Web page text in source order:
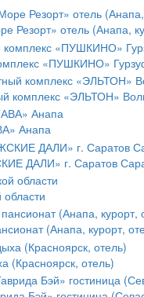
Резорт» отель (Анапа,
«ПУШКИНО»
комплекс «ЭЛЬТОН»
Анапа
ДАЛИ» г. Саратов
(Анапа, курорт,
(Красноярск, отель)